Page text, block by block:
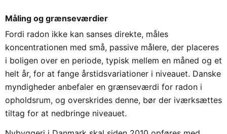
Måling og grænseværdier
Fordi radon ikke kan sanses direkte, måles
koncentrationen med små, passive målere, der placeres
i boligen over en periode, typisk mellem en måned og et
helt år, for at fange årstidsvariationer i niveauet. Danske
myndigheder anbefaler en grænseværdi for radon i
opholdsrum, og overskrides denne, bør der iværksættes
tiltag for at nedbringe niveauet.